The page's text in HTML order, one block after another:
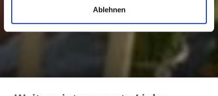
Ablehnen